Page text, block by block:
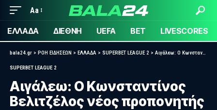
Aa
ΕΛΛΑΔΑ ΔΙΕΘΝΗ UEFA BET LIVESCORES
bala24.gr > ΡΟΗ ΕΙΔΗΣΕΩΝ > ΕΛΛΑΔΑ > SUPERBET LEAGUE 2 > Αιγάλεω: Ο Κωνσταντίνος Βελιτζέλος νέος προπονητής
SUPERBET LEAGUE 2
Αιγάλεω: Ο Κωνσταντίνος
Βελιτζέλος νέος προπονητής